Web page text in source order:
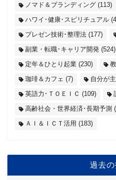
ノマド＆ブランディング (113)
ハワイ･健康･スピリチュアル
プレゼン技術･整理法 (177)
副業・転職･キャリア開発 (524)
定年＆ひとり起業 (230)
珈琲＆カフェ (7) 自分が
英語力･ＴＯＥＩＣ (109)
高齢社会・世界経済･長期予測
ＡＩ＆ＩＣＴ活用 (183)
過去